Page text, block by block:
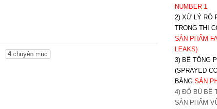
4chuyên mục
NUMBER-1
2) XỬ LÝ RÒ
TRONG THI
SẢN PHẨM
LEAKS)
3) BÊ TÔNG
(SPRAYED
BẰNG SẢN
4) ĐỔ BÙ BÊ
SẢN PHẨM